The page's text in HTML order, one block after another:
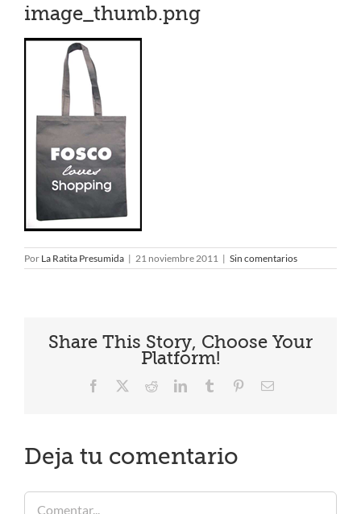
image_thumb.png
Por La Ratita Presumida | 21 noviembre 2011 | Sin comentarios
Share This Story, Choose Your
Platform!
Facebook RedditLinkedInTumblr PinterestCorreo
Deja tu comentario
Comentar